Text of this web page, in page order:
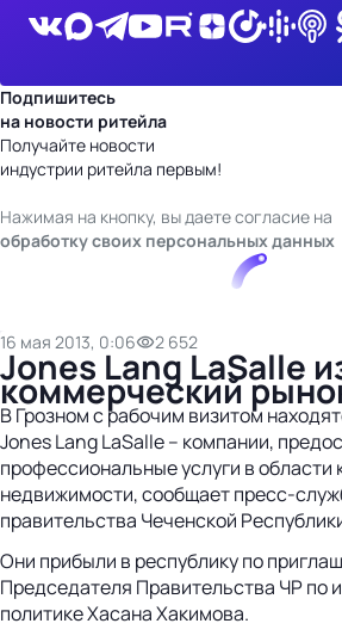
Подпишитесь
на новости ритейла
Получайте новости
индустрии ритейла первым!
Нажимая на кнопку, вы даете согласие на
обработку своих персональных данных
16 мая 2013, 0:06 2 652
Jones Lang LaSalle
коммерческий
В Грозном с рабочим визитом
Jones Lang LaSalle – компании,
профессиональные услуги в области
недвижимости, сообщает пресс-
правительства Чеченской
Они прибыли в республику по
Председателя Правительства ЧР по
политике Хасана Хакимова.